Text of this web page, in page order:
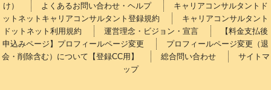
け）
よくあるお問い合わせ・ヘルプ
キャリアコンサルタントド
ットネットキャリアコンサルタント登録規約
キャリアコンサルタント
ドットネット利用規約
運営理念・ビジョン・宣言
【料金支払後
申込みページ】プロフィールページ変更
プロフィールページ変更（退
会・削除含む）について【登録CC用】
総合問い合わせ
サイトマ
ップ